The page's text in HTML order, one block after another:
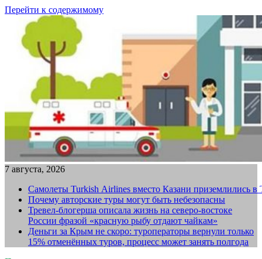
Перейти к содержимому
7 августа, 2026
Самолеты Turkish Airlines вместо Казани приземлились в
Почему авторские туры могут быть небезопасны
Тревел-блогерша описала жизнь на северо-востоке
России фразой «красную рыбу отдают чайкам»
Деньги за Крым не скоро: туроператоры вернули только
15% отменённых туров, процесс может занять полгода